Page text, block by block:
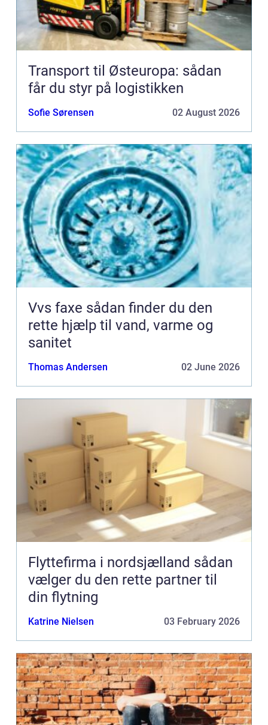
Transport til Østeuropa: sådan
får du styr på logistikken
Sofie Sørensen 02 August 2026
Vvs faxe sådan finder du den
rette hjælp til vand, varme og
sanitet
Thomas Andersen 02 June 2026
Flyttefirma i nordsjælland sådan
vælger du den rette partner til
din flytning
Katrine Nielsen 03 February 2026